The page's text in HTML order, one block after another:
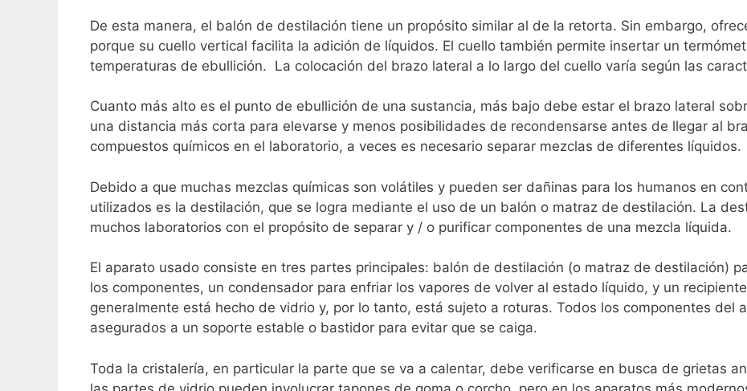
De esta manera, el balón de destilación tiene un propósito similar al de la retorta. Sin embargo,
porque su cuello vertical facilita la adición de líquidos. El cuello también permite insertar un
temperaturas de ebullición. La colocación del brazo lateral a lo largo del cuello varía según las
Cuanto más alto es el punto de ebullición de una sustancia, más bajo debe estar el brazo lateral
una distancia más corta para elevarse y menos posibilidades de recondensarse antes de llegar al
compuestos químicos en el laboratorio, a veces es necesario separar mezclas de diferentes líquidos.
Debido a que muchas mezclas químicas son volátiles y pueden ser dañinas para los humanos en
utilizados es la destilación, que se logra mediante el uso de un balón o matraz de destilación. La
muchos laboratorios con el propósito de separar y / o purificar componentes de una mezcla líquida.
El aparato usado consiste en tres partes principales: balón de destilación (o matraz de destilación)
los componentes, un condensador para enfriar los vapores de volver al estado líquido, y un
generalmente está hecho de vidrio y, por lo tanto, está sujeto a roturas. Todos los componentes del
asegurados a un soporte estable o bastidor para evitar que se caiga.
Toda la cristalería, en particular la parte que se va a calentar, debe verificarse en busca de grietas